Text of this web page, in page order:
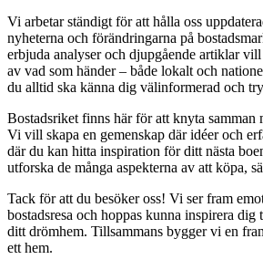
Vi arbetar ständigt för att hålla oss
nyheterna och förändringarna på
erbjuda analyser och djupgående artiklar
av vad som händer – både lokalt och
du alltid ska känna dig välinformerad och
Bostadsriket finns här för att knyta samman
Vi vill skapa en gemenskap där idéer och
där du kan hitta inspiration för ditt nästa
utforska de många aspekterna av att köpa,
Tack för att du besöker oss! Vi ser fram
bostadsresa och hoppas kunna inspirera dig
ditt drömhem. Tillsammans bygger vi en
ett hem.